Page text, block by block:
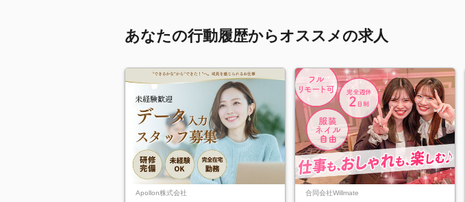
あなたの行動履歴からオススメの求人
Apollon株式会社 合同会社Willmate